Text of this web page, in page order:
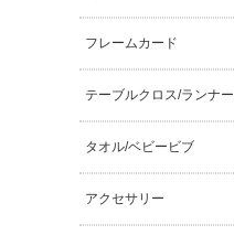
フレームカード
テーブルクロス/ランナー
タオル/ベビービブ
アクセサリー